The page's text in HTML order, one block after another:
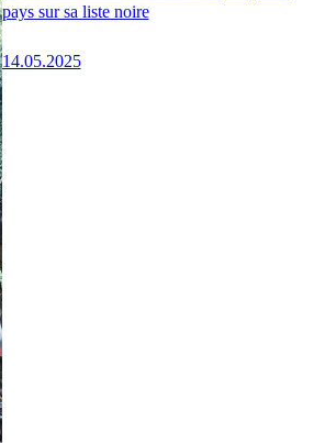
pays sur sa liste noire
14.05.2025